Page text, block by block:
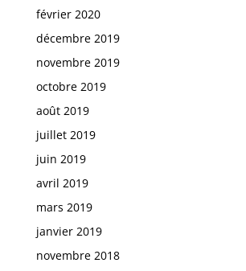
février 2020
décembre 2019
novembre 2019
octobre 2019
août 2019
juillet 2019
juin 2019
avril 2019
mars 2019
janvier 2019
novembre 2018